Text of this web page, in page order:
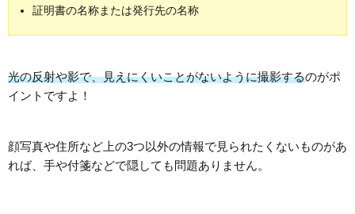
証明書の名称または発行先の名称
光の反射や影で、見えにくいことがないように撮影するのがポ
イントですよ！
顔写真や住所など上の3つ以外の情報で見られたくないものがあ
れば、手や付箋などで隠しても問題ありません。